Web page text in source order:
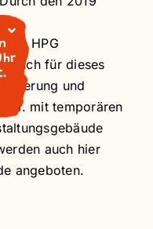
die HPG
auch für dieses
und
mit temporären
auch hier
angeboten.